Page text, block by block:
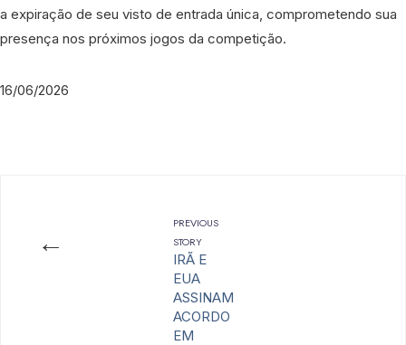
a expiração de seu visto de entrada única, comprometendo sua
presença nos próximos jogos da competição.
16/06/2026
←
PREVIOUS
STORY
IRÃ E
EUA
ASSINAM
ACORDO
EM